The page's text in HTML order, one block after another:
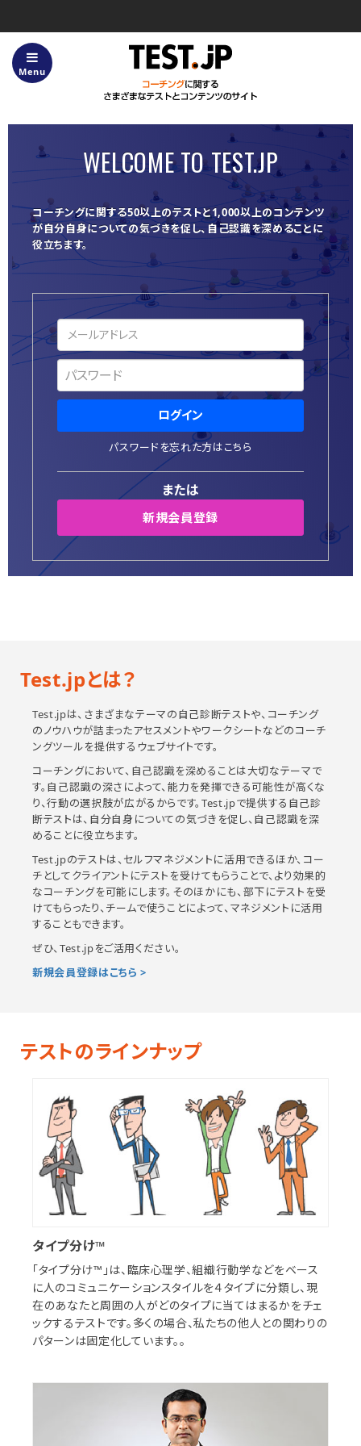
サービス内容
「タイプ分け™」とは？
コーチングについてのFAQ
テスト一覧
よくあるご質問・お問い合わせ
利用規約
コンテンツ使用のガイドライン
個人情報保護方針
特定商取引法に基づく表示
システム動作環境
Menu
WELCOME TO TEST.JP
コーチングに関する50以上のテストと1,000以上のコンテンツ
が自分自身についての気づきを促し、自己認識を深めることに
役立ちます。
ログイン
パスワードを忘れた方はこちら
または
新規会員登録
Test.jpとは？
Test.jpは、さまざまなテーマの自己診断テストや、コーチング
のノウハウが詰まったアセスメントやワークシートなどのコーチ
ングツールを提供するウェブサイトです。
コーチングにおいて、自己認識を深めることは大切なテーマで
す。自己認識の深さによって、能力を発揮できる可能性が高くな
り、行動の選択肢が広がるからです。Test.jpで提供する自己診
断テストは、自分自身についての気づきを促し、自己認識を深
めることに役立ちます。
Test.jpのテストは、セルフマネジメントに活用できるほか、コー
チとしてクライアントにテストを受けてもらうことで、より効果的
なコーチングを可能にします。そのほかにも、部下にテストを受
けてもらったり、チームで使うことによって、マネジメントに活用
することもできます。
ぜひ、Test.jpをご活用ください。
新規会員登録はこちら >
テストのラインナップ
タイプ分け™
「タイプ分け™」は、臨床心理学、組織行動学などをベース
に人のコミュニケーションスタイルを４タイプに分類し、現
在のあなたと周囲の人がどのタイプに当てはまるかをチェ
ックするテストです。多くの場合、私たちの他人との関わりの
パターンは固定化しています。。